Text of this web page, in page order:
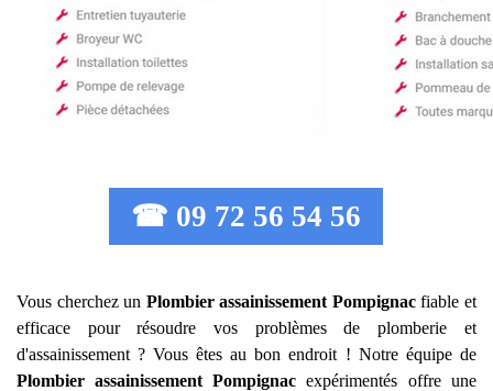
☎ 09 72 56 54 56
Vous cherchez un Plombier assainissement Pompignacfiable et
efficace pour résoudre vos problèmes de plomberie et
d'assainissement ? Vous êtes au bon endroit ! Notre équipe de
Plombier assainissement Pompignac expérimentés offre une